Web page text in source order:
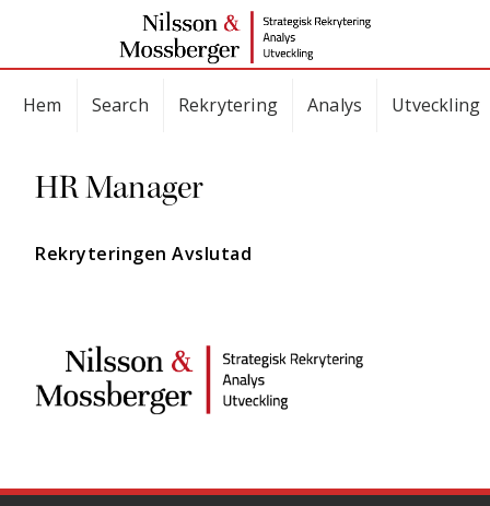
Hem Search Rekrytering Analys Utveckling
HR Manager
Rekryteringen Avslutad